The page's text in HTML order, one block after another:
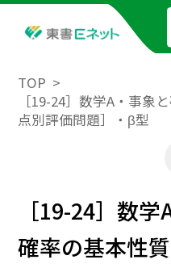
TOP
［19-24］数学A・事象
点別評価問題］・β型
［19-24］数学
確率の基本性